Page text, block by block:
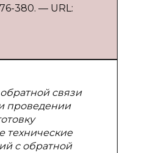
380. — URL:
связи
проведении
технические
с обратной